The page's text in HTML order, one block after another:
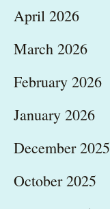
April 2026
March 2026
February 2026
January 2026
December 2025
October 2025